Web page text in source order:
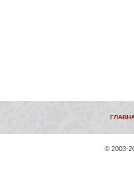
© 2003-